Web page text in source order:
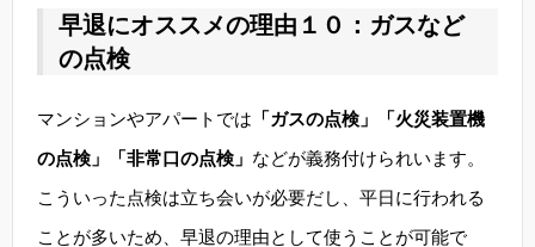
早退にオススメの理由１０：ガスなど
の点検
マンションやアパートでは 「ガスの点検」「火災装置機
の点検」「非常口の点検」 などが義務付けられいます。
こういった点検は立ち会いが必要だし、平日に行われる
ことが多いため、早退の理由として使うことが可能で